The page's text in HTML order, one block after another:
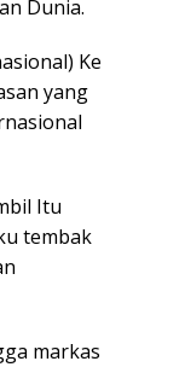
Dunia.
Ke
yang
Itu
tembak
markas